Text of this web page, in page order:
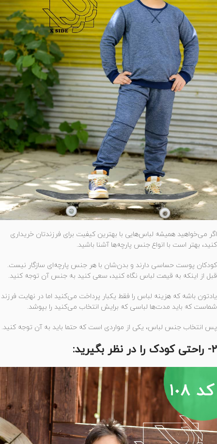
اگر می‌خواهید همیشه لباس‌هایی با بهترین کیفیت برای فرزندتان خریداری
کنید، بهتر است با انواع جنس پارچه‌ها آشنا باشید.
کودکان پوست حساسی دارند و بدن‌شان با هر جنس پارچه‌ای سازگار نیست.
قبل از اینکه به قیمت لباس نگاه کنید، سعی کنید به جنس آن توجه کنید.
یادتون باشه که هزینه لباس را فقط یکبار پرداخت می‌کنید اما در نهایت فرزند
شماست که باید مدت‌ها لباسی که برایش انتخاب می‌کنید را بپوشد.
پس انتخاب جنس لباس، یکی از مواردی است که حتما باید به آن توجه کنید.
۲- راحتی کودک را در نظر بگیرید: